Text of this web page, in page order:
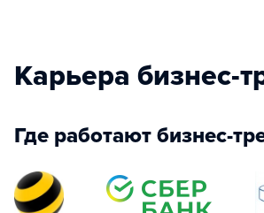
Карьера бизнес-
Где работают бизнес-